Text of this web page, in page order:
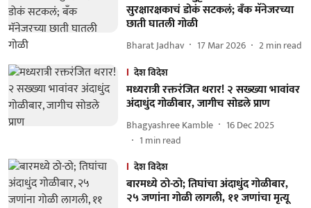
सुरक्षारक्षकाचं डोकं सटकलं; बँक मॅनेजरच्या
छाती घातली गोळी
Bharat Jadhav 17 Mar 2026 2min read
देश विदेश
मध्यरात्री रक्तरंजित थरार! २ सख्ख्या भावांवर
अंदाधुंद गोळीबार, जागीच सोडले प्राण
Bhagyashree Kamble
16 Dec 2025
1 min read
देश विदेश
बारमध्ये ठो-ठो; तिघांचा अंदाधुंद गोळीबार,
२५ जणांना गोळी लागली, ११ जणांचा मृत्यू